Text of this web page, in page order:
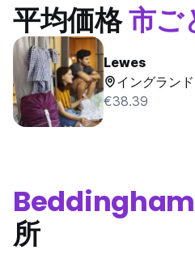
平均価格市ご
Lewes
イングランド
€38.39
Beddingham
所